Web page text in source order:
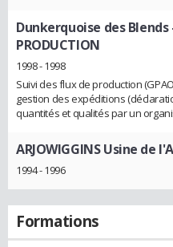
Dunkerquoise des Blends
PRODUCTION
1998 - 1998
Suivi des flux de production
gestion des expéditions
quantités et qualités par un
ARJOWIGGINS Usine de
1994 - 1996
Formations